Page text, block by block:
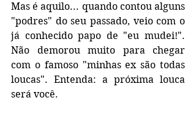
Mas é aquilo... quando contou alguns
"podres" do seu passado, veio com o
já conhecido papo de "eu mudei!".
Não demorou muito para chegar
com o famoso "minhas ex são todas
loucas". Entenda: a próxima louca
será você.